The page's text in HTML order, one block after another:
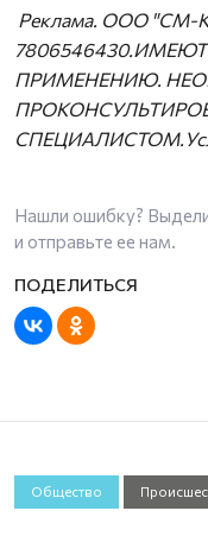
Реклама. ООО
ПРИМЕНЕНИЮ.
Нашли ошибку?
и отправьте ее нам.
Общество